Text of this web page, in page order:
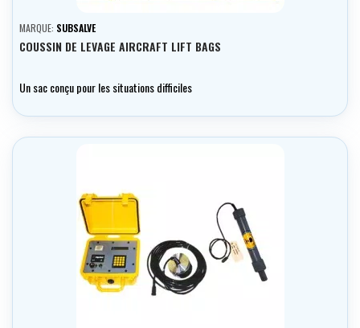
MARQUE: SUBSALVE
COUSSIN DE LEVAGE AIRCRAFT LIFT BAGS
Un sac conçu pour les situations difficiles